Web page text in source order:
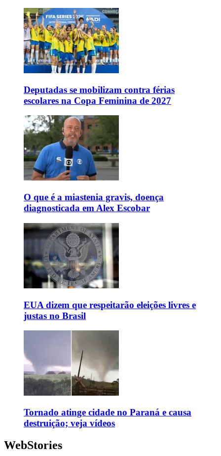
Deputadas se mobilizam contra férias
escolares na Copa Feminina de 2027
O que é a miastenia gravis, doença
diagnosticada em Alex Escobar
EUA dizem que respeitarão eleições livres e
justas no Brasil
Tornado atinge cidade no Paraná e causa
destruição; veja vídeos
WebStories